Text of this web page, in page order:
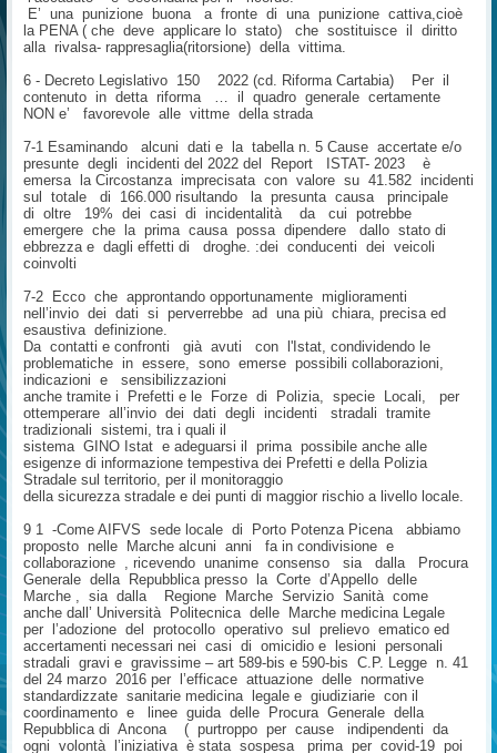
E’ una punizione buona a fronte di una punizione cattiva,cioè
la PENA ( che deve applicare lo stato) che sostituisce il diritto
alla rivalsa- rappresaglia(ritorsione) della vittima.
6 - Decreto Legislativo 150 2022 (cd. Riforma Cartabia) Per il
contenuto in detta riforma … il quadro generale certamente
NON e’ favorevole alle vittme della strada
7-1 Esaminando alcuni dati e la tabella n. 5 Cause accertate e/o
presunte degli incidenti del 2022 del Report ISTAT- 2023 è
emersa la Circostanza imprecisata con valore su 41.582 incidenti
sul totale di 166.000 risultando la presunta causa principale
di oltre 19% dei casi di incidentalità da cui potrebbe
emergere che la prima causa possa dipendere dallo stato di
ebbrezza e dagli effetti di droghe. :dei conducenti dei veicoli
coinvolti
7-2 Ecco che approntando opportunamente miglioramenti
nell’invio dei dati si perverrebbe ad una più chiara, precisa ed
esaustiva definizione.
Da contatti e confronti già avuti con l'Istat, condividendo le
problematiche in essere, sono emerse possibili collaborazioni,
indicazioni e sensibilizzazioni
anche tramite i Prefetti e le Forze di Polizia, specie Locali, per
ottemperare all’invio dei dati degli incidenti stradali tramite
tradizionali sistemi, tra i quali il
sistema GINO Istat e adeguarsi il prima possibile anche alle
esigenze di informazione tempestiva dei Prefetti e della Polizia
Stradale sul territorio, per il monitoraggio
della sicurezza stradale e dei punti di maggior rischio a livello locale.
9 1 -Come AIFVS sede locale di Porto Potenza Picena abbiamo
proposto nelle Marche alcuni anni fa in condivisione e
collaborazione , ricevendo unanime consenso sia dalla Procura
Generale della Repubblica presso la Corte d’Appello delle
Marche , sia dalla Regione Marche Servizio Sanità come
anche dall’ Università Politecnica delle Marche medicina Legale
per l’adozione del protocollo operativo sul prelievo ematico ed
accertamenti necessari nei casi di omicidio e lesioni personali
stradali gravi e gravissime – art 589-bis e 590-bis C.P. Legge n. 41
del 24 marzo 2016 per l’efficace attuazione delle normative
standardizzate sanitarie medicina legale e giudiziarie con il
coordinamento e linee guida delle Procura Generale della
Repubblica di Ancona ( purtroppo per cause indipendenti da
ogni volontà l’iniziativa è stata sospesa prima per covid-19 poi